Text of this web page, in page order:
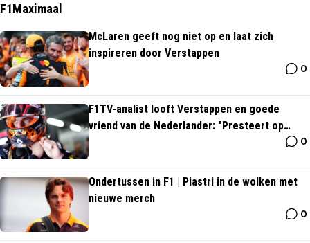
F1Maximaal
McLaren geeft nog niet op en laat zich
inspireren door Verstappen
0
F1TV-analist looft Verstappen en goede
vriend van de Nederlander: "Presteert op
0
Ondertussen in F1 | Piastri in de wolken met
nieuwe merch
0